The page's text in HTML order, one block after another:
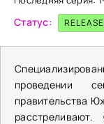
Статус:
проведении
правительства